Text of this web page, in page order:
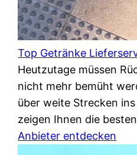
Top Getränke
Heutzutage müssen
nicht mehr bemüht
über weite Strecken
zeigen Ihnen die
Anbieter entdecken